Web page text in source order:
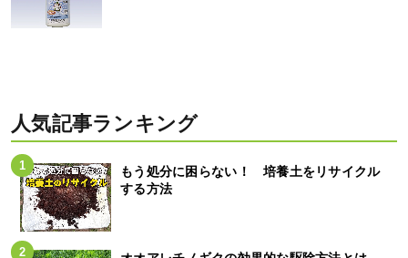
人気記事ランキング
もう処分に困らない！ 培養土をリサイクル
する方法